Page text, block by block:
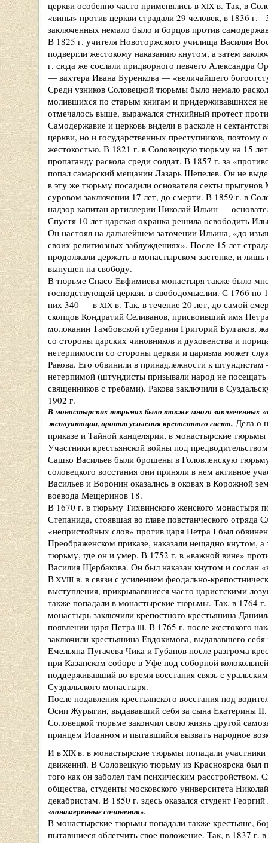
церкви особенно часто применялись в XIX в. Так, в
«вины» против церкви страдали 29 человек, в 1836 г.
заключенных немало было и борцов против
В 1825 г. учителя Новоторжского училища Василия
подвергли жестокому наказанию кнутом, а затем
г. сюда же сослали придворного певчего Александра
— вахтера Ивана Буренкова — «величайшего
Среди узников Соловецкой тюрьмы было немало
молившихся по старым книгам и придерживавшихся
отмечалось выше, выражался стихийный протест
Самодержавие и церковь видели в расколе и
церкви, но и государственных преступников, поэтому
жестокостью. В 1821 г. в Соловецкую тюрьму на 15
пропаганду раскола среди солдат. В 1857 г. за
попал самарский мещанин Лазарь Шепелев. Он не
в эту же тюрьму посадили основателя секты
суровом заключении 17 лет, до смерти. В 1859 г. в
надзор капитан артиллерии Николай Ильин —
Спустя 10 лет царская охранка решила освободить
Он настоял на дальнейшем заточении Ильина, «до
своих религиозных заблуждениях». После 15 лет
продолжали держать в монастырском застенке, и
выпущен на свободу.
В тюрьме Спасо-Евфимиева монастыря также было
господствующей церкви, в свободомыслии. С 1766 по
них 340 — в XIX в. Так, в течение 20 лет, до самой
скопцов Кондратий Селиванов, присвоивший имя
молоканин Тамбовской губернии Григорий Булгаков,
со стороны царских чиновников и духовенства и
нетерпимости со стороны церкви и царизма может
Ракова. Его обвинили в принадлежности к штундистам
нетерпимой (штундисты призывали народ не
священников с требами). Ракова заключили в
1902 г.
В монастырских тюрьмах было также много заключенных
эксплуатации, против усиления крепостного гнета. Дела о
приказе и Тайной канцелярии, в монастырские
Участники крестьянской войны под
Сашко Васильев были брошены в Головленскую
соловецкого восстания они приняли в нем активное
Васильев и Воронин оказались в оковах в Корожной
воевода Мещеринов 18.
В 1670 г. в тюрьму Тихвинского женского монастыря
Степанида, стоявшая во главе повстанческого
«непристойных слов» против царя Петра I был
Преображенском приказе, наказали нещадно кнутом,
тюрьму, где он и умер. В 1752 г. в «важной вине»
Василия Щербакова. Он был наказан кнутом и сослан
ВXVIII в. в связи с усилением феодально-
выступления, прикрывавшиеся часто царистскими
также попадали в монастырские тюрьмы. Так, в 1764
монастырь заключили крепостного крестьянина
появлении царя ПетраIII. В 1765 г. после жестокого
заключили крестьянина Евдокимова, выдававшего
Емельяна Пугачева Чика и Губанов после разгрома
при Казанском соборе в Уфе под соборной
поддерживавший во время восстания связь с
Суздальского монастыря.
После подавления крестьянского восстания под
Осип Журыгин, выдававший себя за сына Екатерины
Соловецкой тюрьме закончил свою жизнь другой
принцем Иоанном и пытавшийся вызвать народное
И вXIXв. в монастырские тюрьмы попадали
движений. В Соловецкую тюрьму из Красноярска был
того как он заболел там психическим
общества, студенты московского университета
декабристам. В 1850 г. здесь оказался студент
злонамеренные сочинения».
В монастырские тюрьмы попадали также крестьяне,
пытавшиеся облегчить свое положение. Так, в 1837 г.